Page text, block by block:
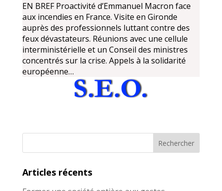
EN BREF Proactivité d’Emmanuel Macron face
aux incendies en France. Visite en Gironde
auprès des professionnels luttant contre des
feux dévastateurs. Réunions avec une cellule
interministérielle et un Conseil des ministres
concentrés sur la crise. Appels à la solidarité
européenne…
Articles récents